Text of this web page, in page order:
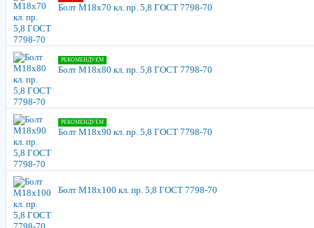
Болт М18х70 кл. пр. 5,8 ГОСТ 7798-70
РЕКОМЕНДУЕМ
Болт М18х80 кл. пр. 5,8 ГОСТ 7798-70
РЕКОМЕНДУЕМ
Болт М18х90 кл. пр. 5,8 ГОСТ 7798-70
Болт М18х100 кл. пр. 5,8 ГОСТ 7798-70